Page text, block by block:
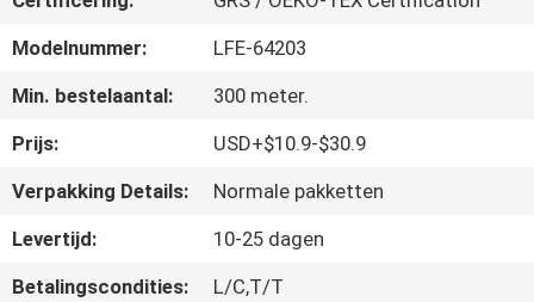
CONTACTEER
ONS
Modelnummer:
LFE-64203
Min. bestelaantal:
300 meter.
Prijs:
USD+$10.9-$30.9
Verpakking Details:
Normale pakketten
Levertijd:
10-25 dagen
Betalingscondities:
L/C,T/T